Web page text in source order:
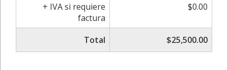
+ IVA si requiere
factura
$0.00
Total $25,500.00